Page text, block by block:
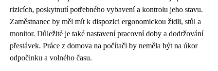
rizicích, poskytnutí potřebného vybavení a kontrolu jeho stavu.
Zaměstnanec by měl mít k dispozici ergonomickou židli, stůl a
monitor. Důležité je také nastavení pracovní doby a dodržování
přestávek. Práce z domova na počítači by neměla být na úkor
odpočinku a volného času.